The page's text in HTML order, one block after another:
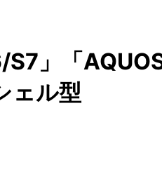
S7」「
ェル型